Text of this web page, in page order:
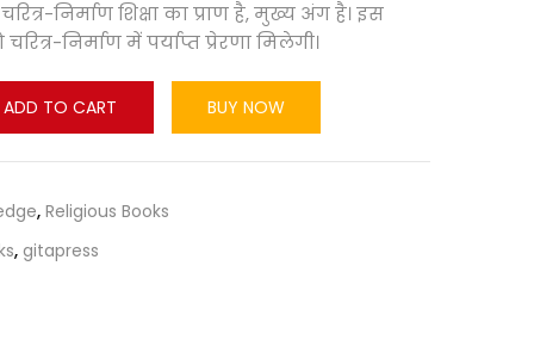
चरित्र-निर्माण शिक्षा का प्राण है, मुख्य अंग है। इस
निर्माण में पर्याप्त प्रेरणा मिलेगी।
ADD TO CART BUY NOW
, Religious Books
, gitapress